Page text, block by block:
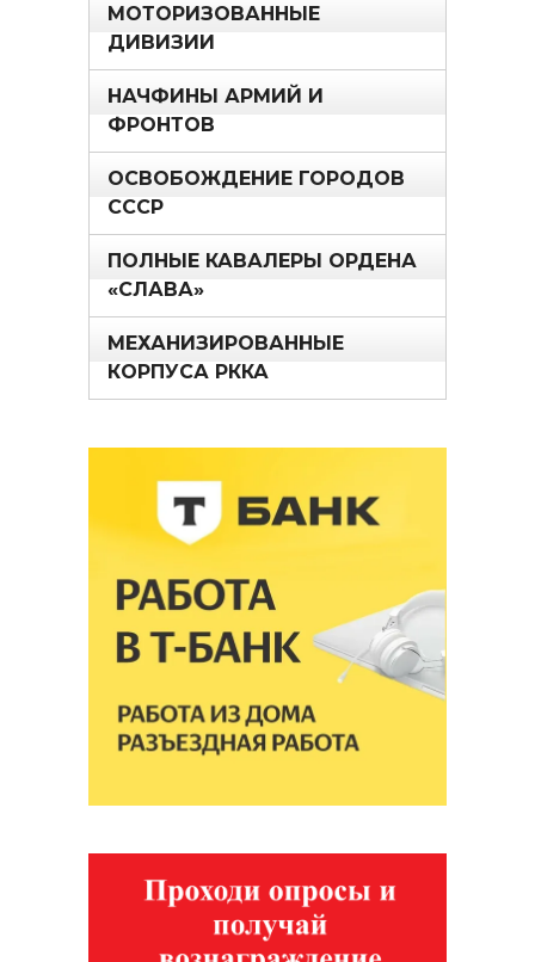
МОТОРИЗОВАННЫЕ
ДИВИЗИИ
НАЧФИНЫ АРМИЙ И
ФРОНТОВ
ОСВОБОЖДЕНИЕ ГОРОДОВ
СССР
ПОЛНЫЕ КАВАЛЕРЫ ОРДЕНА
«СЛАВА»
МЕХАНИЗИРОВАННЫЕ
КОРПУСА РККА